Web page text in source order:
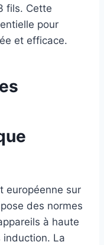
fils. Cette
pour
et efficace.
européenne sur
des normes
à haute
induction. La